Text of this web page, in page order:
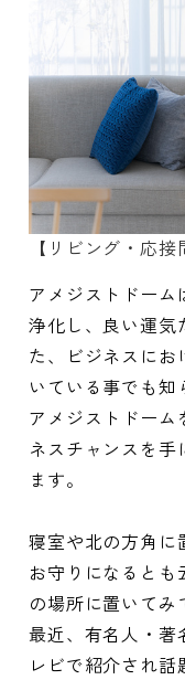
【リビング・応接
アメジストドーム
浄化し、良い運気
た、ビジネスに
いている事でも知
アメジストドーム
ネスチャンスを手
ます。
寝室や北の方角に
お守りになるとも
の場所に置いてみ
最近、有名人・著
レビで紹介され話